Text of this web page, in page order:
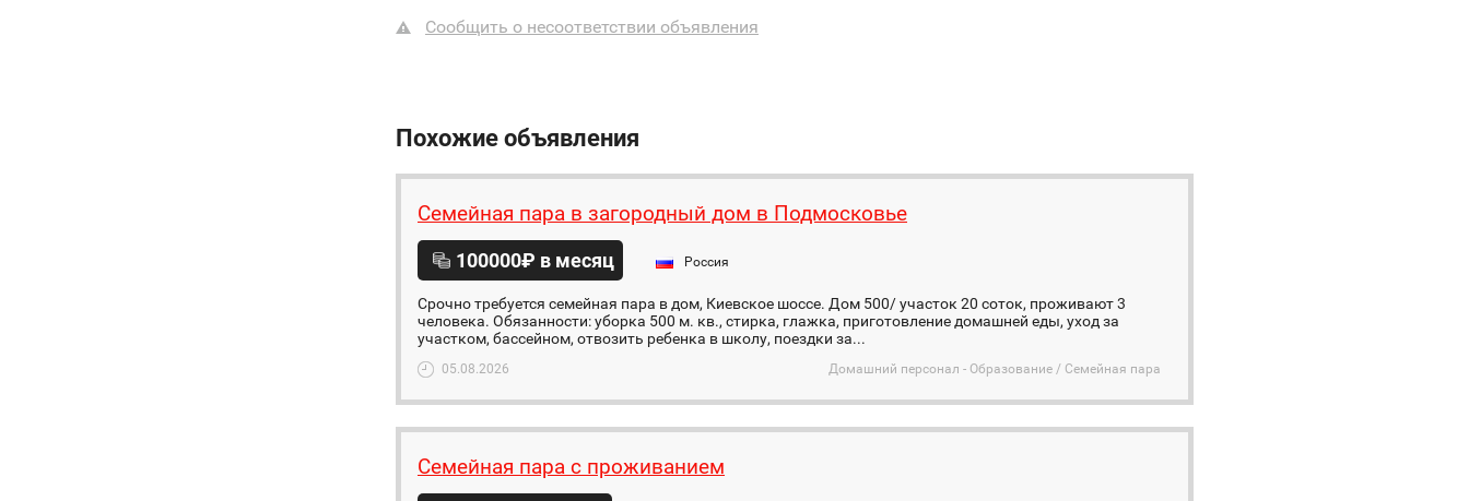
Сообщить о несоответствии объявления
Похожие объявления
Семейная пара в загородный дом в Подмосковье
100000₽ в месяц Россия
Срочно требуется семейная пара в дом, Киевское шоссе. Дом 500/ участок 20 соток, проживают 3
человека. Обязанности: уборка 500 м. кв., стирка, глажка, приготовление домашней еды, уход за
участком, бассейном, отвозить ребенка в школу, поездки за...
05.08.2026 Домашний персонал - Образование / Семейная пара
Семейная пара с проживанием